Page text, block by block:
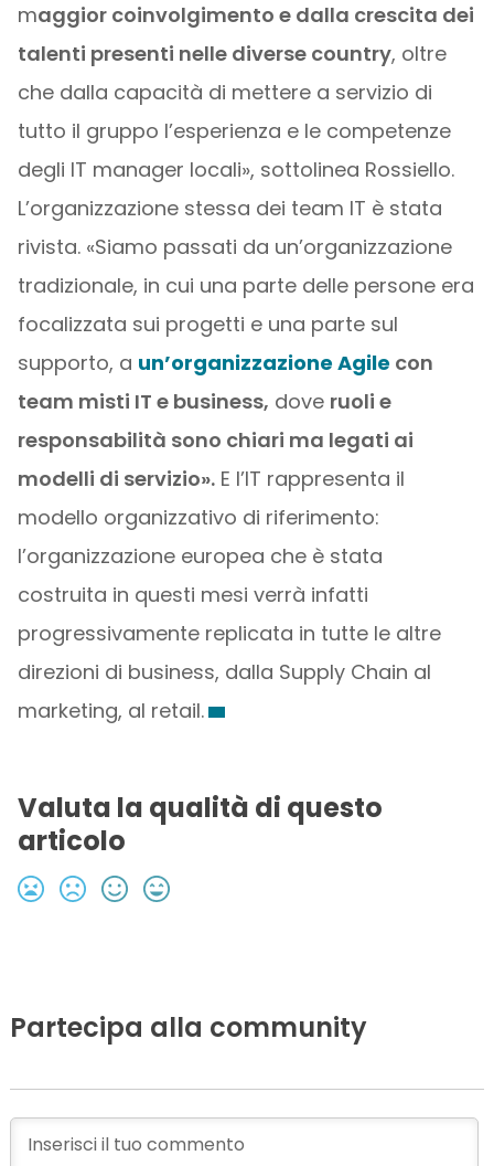
maggior coinvolgimento e dalla crescita dei
talenti presenti nelle diverse country, oltre
che dalla capacità di mettere a servizio di
tutto il gruppo l’esperienza e le competenze
degli IT manager locali», sottolinea Rossiello.
L’organizzazione stessa dei team IT è stata
rivista. «Siamo passati da un’organizzazione
tradizionale, in cui una parte delle persone era
focalizzata sui progetti e una parte sul
supporto, a un’organizzazione Agile con
team misti IT e business, dove ruoli e
responsabilità sono chiari ma legati ai
modelli di servizio».E l’IT rappresenta il
modello organizzativo di riferimento:
l’organizzazione europea che è stata
costruita in questi mesi verrà infatti
progressivamente replicata in tutte le altre
direzioni di business, dalla Supply Chain al
marketing, al retail.
Valuta la qualità di questo
articolo
Partecipa alla community